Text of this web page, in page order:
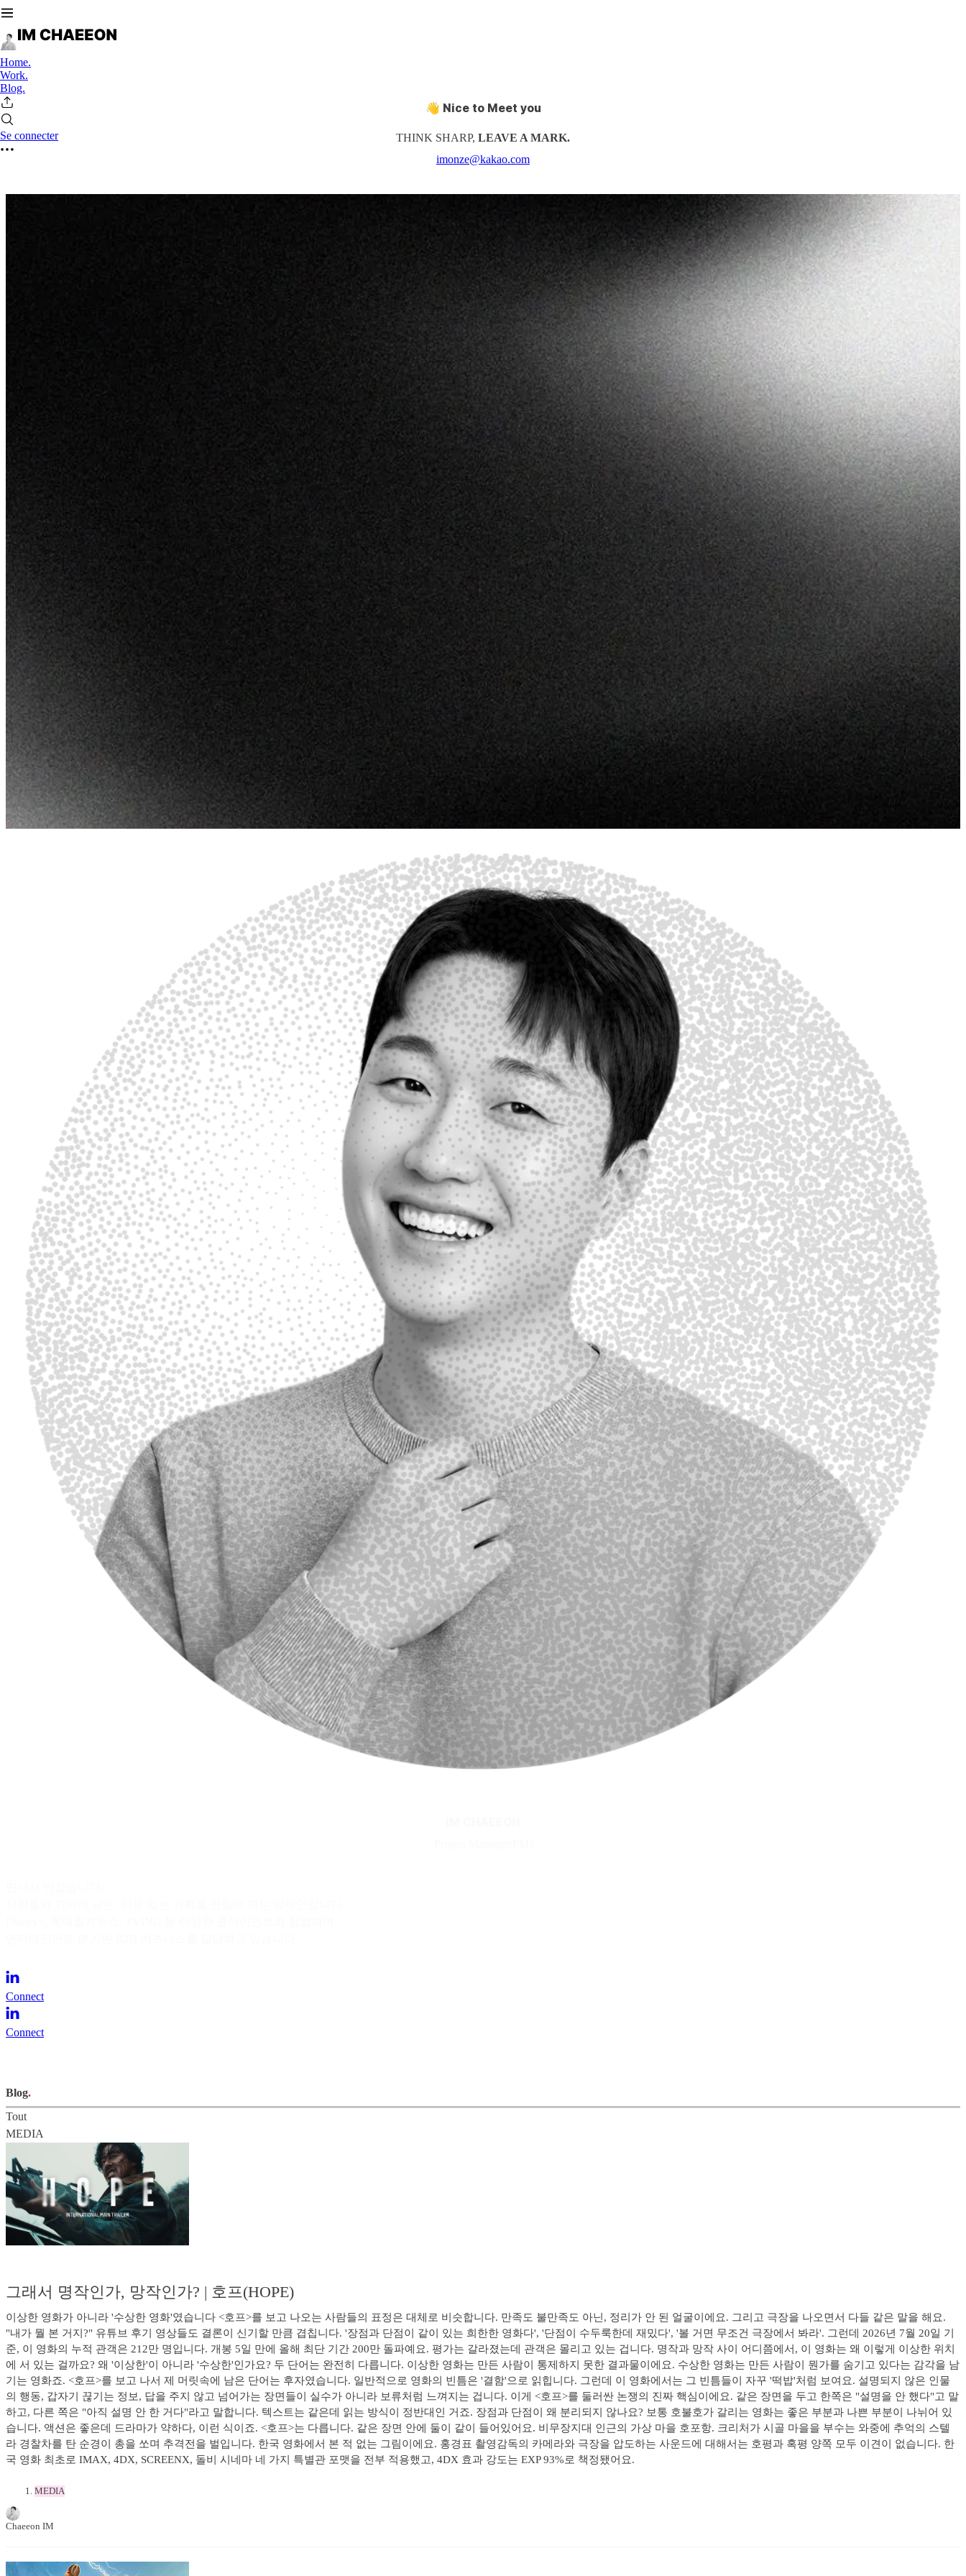
Home.
Work.
Blog.
Se connecter
👋 Nice to Meet you
THINK SHARP, LEAVE A MARK.
imonze@kakao.com
Connect
Connect
Blog.
Tout
MEDIA
그래서 명작인가, 망작인가? | 호프(HOPE)
이상한 영화가 아니라 '수상한 영화'였습니다 <호프>를 보고 나오는 사람들의 표정은 대체로 비슷합니다. 만족도 불만족도 아닌, 정리가 안 된 얼굴이에요. 그리고 극장을 나오면서 다들 같은 말을 해요.
"내가 뭘 본 거지?" 유튜브 후기 영상들도 결론이 신기할 만큼 겹칩니다. '장점과 단점이 같이 있는 희한한 영화다', '단점이 수두룩한데 재밌다', '볼 거면 무조건 극장에서 봐라'. 그런데 2026년 7월 20일 기
준, 이 영화의 누적 관객은 212만 명입니다. 개봉 5일 만에 올해 최단 기간 200만 돌파예요. 평가는 갈라졌는데 관객은 몰리고 있는 겁니다. 명작과 망작 사이 어디쯤에서, 이 영화는 왜 이렇게 이상한 위치
에 서 있는 걸까요? 왜 '이상한'이 아니라 '수상한'인가요? 두 단어는 완전히 다릅니다. 이상한 영화는 만든 사람이 통제하지 못한 결과물이에요. 수상한 영화는 만든 사람이 뭔가를 숨기고 있다는 감각을 남
기는 영화죠. <호프>를 보고 나서 제 머릿속에 남은 단어는 후자였습니다. 일반적으로 영화의 빈틈은 '결함'으로 읽힙니다. 그런데 이 영화에서는 그 빈틈들이 자꾸 '떡밥'처럼 보여요. 설명되지 않은 인물
의 행동, 갑자기 끊기는 정보, 답을 주지 않고 넘어가는 장면들이 실수가 아니라 보류처럼 느껴지는 겁니다. 이게 <호프>를 둘러싼 논쟁의 진짜 핵심이에요. 같은 장면을 두고 한쪽은 "설명을 안 했다"고 말
하고, 다른 쪽은 "아직 설명 안 한 거다"라고 말합니다. 텍스트는 같은데 읽는 방식이 정반대인 거죠. 장점과 단점이 왜 분리되지 않나요? 보통 호불호가 갈리는 영화는 좋은 부분과 나쁜 부분이 나뉘어 있
습니다. 액션은 좋은데 드라마가 약하다, 이런 식이죠. <호프>는 다릅니다. 같은 장면 안에 둘이 같이 들어있어요. 비무장지대 인근의 가상 마을 호포항. 크리처가 시골 마을을 부수는 와중에 추억의 스텔
라 경찰차를 탄 순경이 총을 쏘며 추격전을 벌입니다. 한국 영화에서 본 적 없는 그림이에요. 홍경표 촬영감독의 카메라와 극장을 압도하는 사운드에 대해서는 호평과 혹평 양쪽 모두 이견이 없습니다. 한
국 영화 최초로 IMAX, 4DX, SCREENX, 돌비 시네마 네 가지 특별관 포맷을 전부 적용했고, 4DX 효과 강도는 EXP 93%로 책정됐어요.
MEDIA
Chaeeon IM